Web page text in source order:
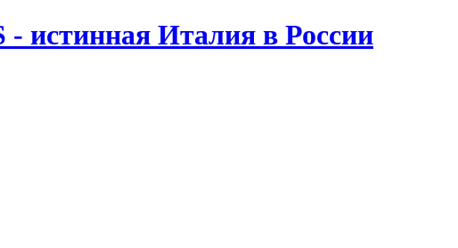
истинная Италия в России